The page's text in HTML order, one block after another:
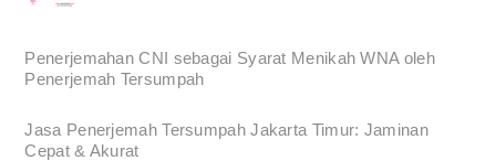
Penerjemahan CNI sebagai Syarat Menikah WNA oleh
Penerjemah Tersumpah
Jasa Penerjemah Tersumpah Jakarta Timur: Jaminan
Cepat & Akurat